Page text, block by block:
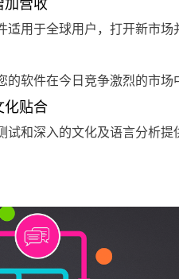
加营收
适用于全球用户，打开新市场
的软件在今日竞争激烈的市场
化贴合
试和深入的文化及语言分析提